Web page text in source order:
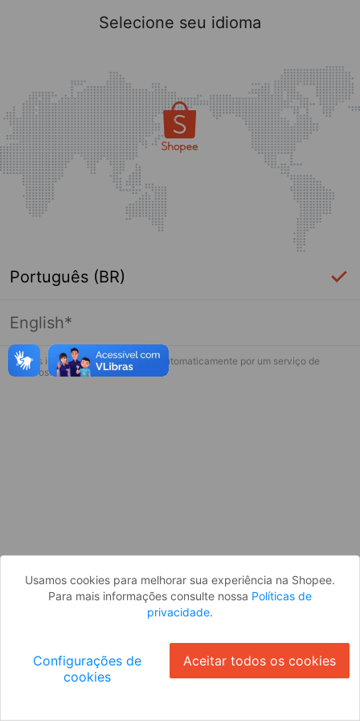
Página indisponível
Desculpe, algo deu errado. Faça login
Selecione seu idioma
Português (BR)
English*
* Esses idiomas serão traduzidos automaticamente por um serviço de
terceiros.
Usamos cookies para melhorar sua experiência na Shopee.
Para mais informações consulte nossa Políticas de
privacidade.
Configurações de
cookies
Aceitar todos os cookies